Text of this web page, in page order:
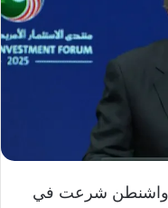
واشنطن شرعت في